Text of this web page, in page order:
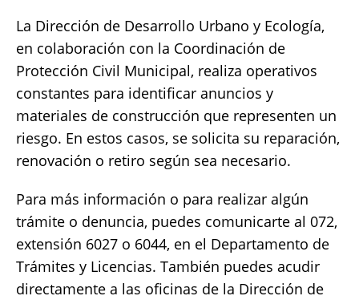
La Dirección de Desarrollo Urbano y Ecología,
en colaboración con la Coordinación de
Protección Civil Municipal, realiza operativos
constantes para identificar anuncios y
materiales de construcción que representen un
riesgo. En estos casos, se solicita su reparación,
renovación o retiro según sea necesario.
Para más información o para realizar algún
trámite o denuncia, puedes comunicarte al 072,
extensión 6027 o 6044, en el Departamento de
Trámites y Licencias. También puedes acudir
directamente a las oficinas de la Dirección de